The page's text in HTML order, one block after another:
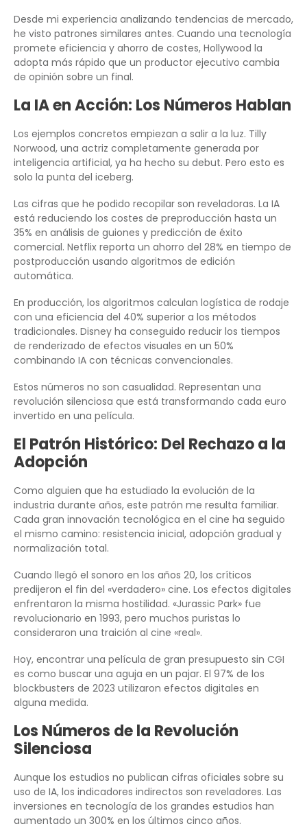
Desde mi experiencia analizando tendencias de mercado,
he visto patrones similares antes. Cuando una tecnología
promete eficiencia y ahorro de costes, Hollywood la
adopta más rápido que un productor ejecutivo cambia
de opinión sobre un final.
La IA en Acción: Los Números Hablan
Los ejemplos concretos empiezan a salir a la luz. Tilly
Norwood, una actriz completamente generada por
inteligencia artificial, ya ha hecho su debut. Pero esto es
solo la punta del iceberg.
Las cifras que he podido recopilar son reveladoras. La IA
está reduciendo los costes de preproducción hasta un
35% en análisis de guiones y predicción de éxito
comercial. Netflix reporta un ahorro del 28% en tiempo de
postproducción usando algoritmos de edición
automática.
En producción, los algoritmos calculan logística de rodaje
con una eficiencia del 40% superior a los métodos
tradicionales. Disney ha conseguido reducir los tiempos
de renderizado de efectos visuales en un 50%
combinando IA con técnicas convencionales.
Estos números no son casualidad. Representan una
revolución silenciosa que está transformando cada euro
invertido en una película.
El Patrón Histórico: Del Rechazo a la
Adopción
Como alguien que ha estudiado la evolución de la
industria durante años, este patrón me resulta familiar.
Cada gran innovación tecnológica en el cine ha seguido
el mismo camino: resistencia inicial, adopción gradual y
normalización total.
Cuando llegó el sonoro en los años 20, los críticos
predijeron el fin del «verdadero» cine. Los efectos digitales
enfrentaron la misma hostilidad. «Jurassic Park» fue
revolucionario en 1993, pero muchos puristas lo
consideraron una traición al cine «real».
Hoy, encontrar una película de gran presupuesto sin CGI
es como buscar una aguja en un pajar. El 97% de los
blockbusters de 2023 utilizaron efectos digitales en
alguna medida.
Los Números de la Revolución
Silenciosa
Aunque los estudios no publican cifras oficiales sobre su
uso de IA, los indicadores indirectos son reveladores. Las
inversiones en tecnología de los grandes estudios han
aumentado un 300% en los últimos cinco años.